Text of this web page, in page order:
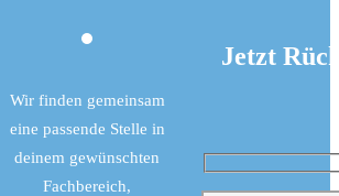
Jetzt
Wir finden gemeinsam
eine passende Stelle in
deinem gewünschten
Fachbereich,